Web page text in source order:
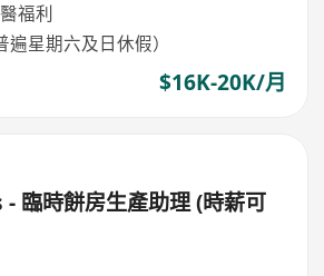
福利
星期六及日休假）
$16K-20K/月
臨時餅房生產助理 (時薪可